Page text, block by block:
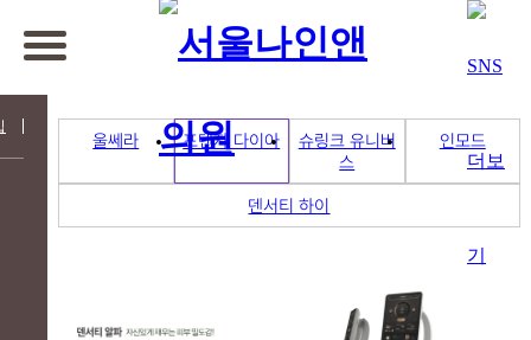
울쎄라 포텐자 다이아
슈링크 유니버
스
인모드
덴서티 하이